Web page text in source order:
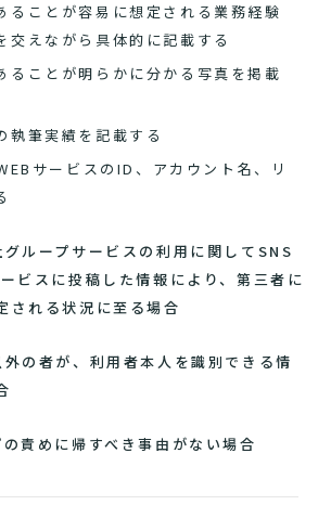
ることが容易に想定される業務経験
交えながら具体的に記載する
ることが明らかに分かる写真を掲載
執筆実績を記載する
サービスのID、アカウント名、リ
ループサービスの利用に関してSNS
ビスに投稿した情報により、第三者に
される状況に至る場合
の者が、利用者本人を識別できる情
責めに帰すべき事由がない場合